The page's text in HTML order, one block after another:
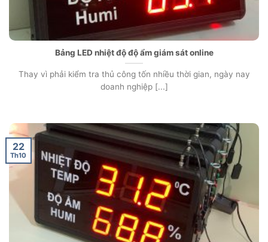
Bảng LED nhiệt độ độ ẩm giám sát online
Thay vì phải kiểm tra thủ công tốn nhiều thời gian, ngày nay
doanh nghiệp [...]
22
Th10